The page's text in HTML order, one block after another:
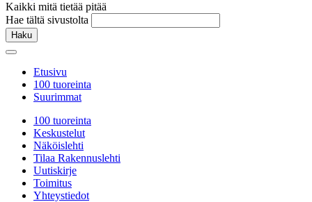
Kaikki mitä tietää pitää
Hae tältä sivustolta
Haku
Etusivu
100 tuoreinta
Suurimmat
100 tuoreinta
Keskustelut
Näköislehti
Tilaa Rakennuslehti
Uutiskirje
Toimitus
Yhteystiedot